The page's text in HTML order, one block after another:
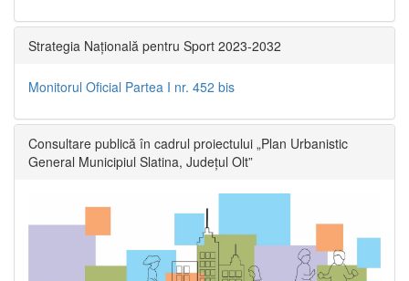
Strategia Națională pentru Sport 2023-2032
Monitorul Oficial Partea I nr. 452 bis
Consultare publică în cadrul proiectului „Plan Urbanistic
General Municipiul Slatina, Județul Olt”